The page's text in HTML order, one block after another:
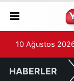
10 Ağustos
HABERLER